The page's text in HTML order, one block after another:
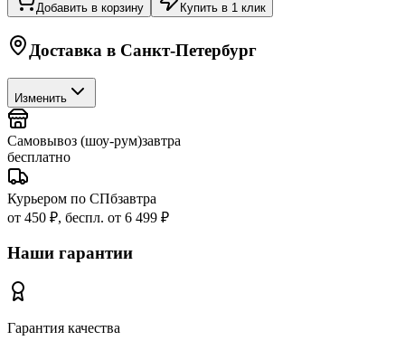
Добавить в корзину Купить в 1 клик
Доставка в Санкт-Петербург
Изменить
Самовывоз (шоу-рум)завтра
бесплатно
Курьером по СПбзавтра
от 450 ₽, беспл. от 6 499 ₽
Наши гарантии
Гарантия качества